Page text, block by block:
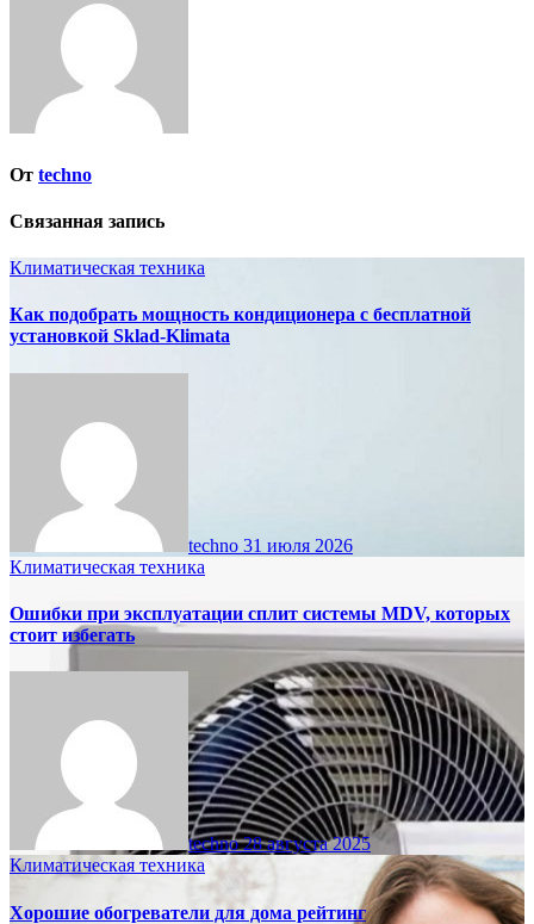
От techno
Связанная запись
Климатическая техника
Как подобрать мощность кондиционера с бесплатной
установкой Sklad-Klimata
techno 31 июля 2026
Климатическая техника
Ошибки при эксплуатации сплит системы MDV, которых
стоит избегать
techno28 августа 2025
Климатическая техника
Хорошие обогреватели для дома рейтинг